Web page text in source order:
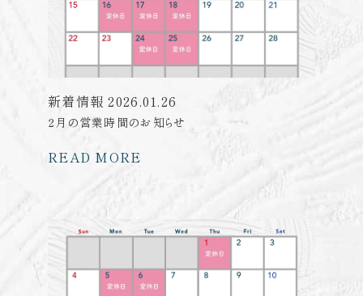
新着情報 2026.01.26
2月の営業時間のお知らせ
READ MORE